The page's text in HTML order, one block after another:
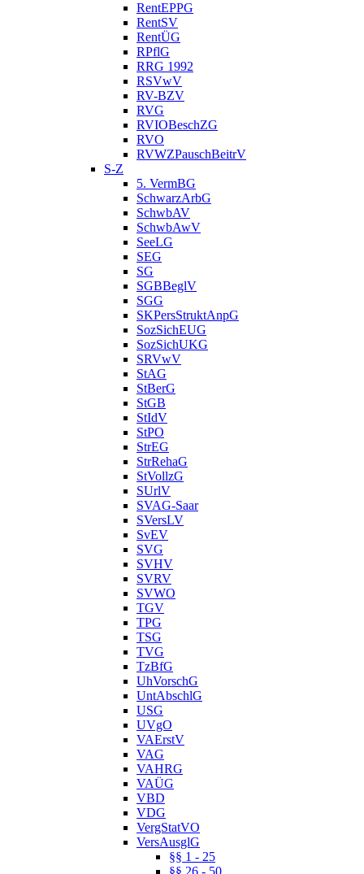
RentEPPG
RentSV
RentÜG
RPflG
RRG 1992
RSVwV
RV-BZV
RVG
RVIOBeschZG
RVO
RVWZPauschBeitrV
S-Z
5. VermBG
SchwarzArbG
SchwbAV
SchwbAwV
SeeLG
SEG
SG
SGBBeglV
SGG
SKPersStruktAnpG
SozSichEUG
SozSichUKG
SRVwV
StAG
StBerG
StGB
StIdV
StPO
StrEG
StrRehaG
StVollzG
SUrlV
SVAG-Saar
SVersLV
SvEV
SVG
SVHV
SVRV
SVWO
TGV
TPG
TSG
TVG
TzBfG
UhVorschG
UntAbschlG
USG
UVgO
VAErstV
VAG
VAHRG
VAÜG
VBD
VDG
VergStatVO
VersAusglG
§§ 1 - 25
§§ 26 - 50